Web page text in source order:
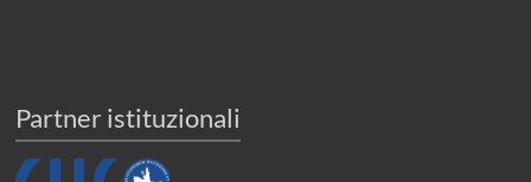
Partner istituzionali